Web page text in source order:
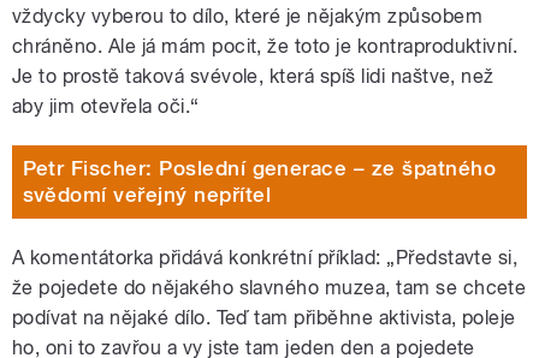
vždycky vyberou to dílo, které je nějakým způsobem
chráněno. Ale já mám pocit, že toto je kontraproduktivní.
Je to prostě taková svévole, která spíš lidi naštve, než
aby jim otevřela oči.“
Petr Fischer: Poslední generace – ze špatného
svědomí veřejný nepřítel
A komentátorka přidává konkrétní příklad: „Představte si,
že pojedete do nějakého slavného muzea, tam se chcete
podívat na nějaké dílo. Teď tam přiběhne aktivista, poleje
ho, oni to zavřou a vy jste tam jeden den a pojedete